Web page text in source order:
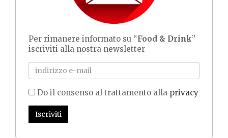
Per rimanere informato su “Food & Drink”
iscriviti alla nostra newsletter
Do il consenso al trattamento alla privacy
Iscriviti